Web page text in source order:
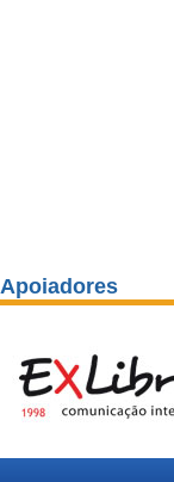
Apoiadores